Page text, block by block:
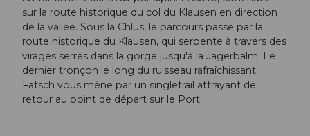
sur la route historique du col du Klausen en direction
de la vallée. Sous la Chlus, le parcours passe par la
route historique du Klausen, qui serpente à travers des
virages serrés dans la gorge jusqu'à la Jägerbalm. Le
dernier tronçon le long du ruisseau rafraîchissant
Fätsch vous mène par un singletrail attrayant de
retour au point de départ sur le Port.